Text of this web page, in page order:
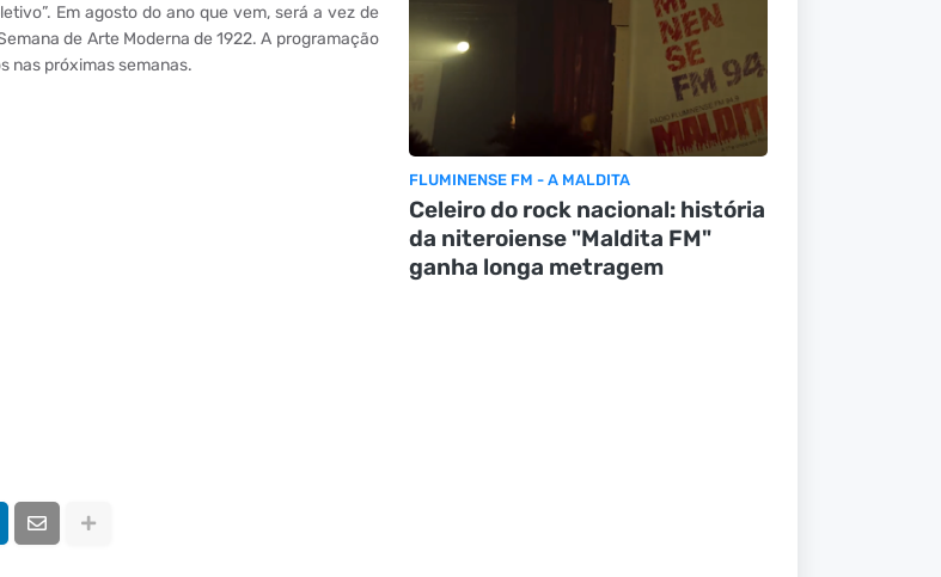
Em agosto do ano que vem, será a vez de
de Arte Moderna de 1922. A programação
nas próximas semanas.
FLUMINENSE FM - A MALDITA
Celeiro do rock nacional: história
da niteroiense "Maldita FM"
ganha longa metragem